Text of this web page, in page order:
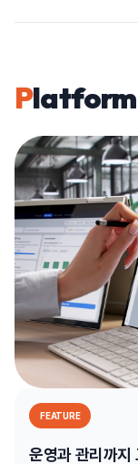
Platform
FEATURE
운영과 관리까지